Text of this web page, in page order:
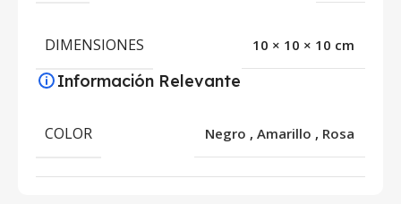
DIMENSIONES 10 × 10 × 10 cm
Información Relevante
COLOR Negro , Amarillo , Rosa